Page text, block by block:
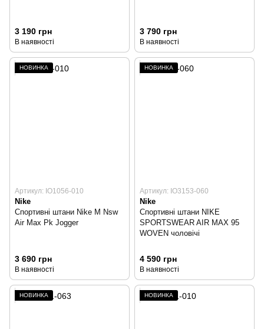
3 190 грн
В наявності
3 790 грн
В наявності
НОВИНКА
Артикул: IO1056-010
Nike
Спортивні штани Nike M Nsw
Air Max Pk Jogger
3 690 грн
В наявності
НОВИНКА
Артикул: IO3153-060
Nike
Спортивні штани NIKE
SPORTSWEAR AIR MAX 95
WOVEN чоловічі
4 590 грн
В наявності
НОВИНКА НОВИНКА